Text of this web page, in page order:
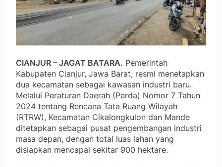
CIANJUR – JAGAT BATARA. Pemerintah
Kabupaten Cianjur, Jawa Barat, resmi menetapkan
dua kecamatan sebagai kawasan industri baru.
Melalui Peraturan Daerah (Perda) Nomor 7 Tahun
2024 tentang Rencana Tata Ruang Wilayah
(RTRW), Kecamatan Cikalongkulon dan Mande
ditetapkan sebagai pusat pengembangan industri
masa depan, dengan total luas lahan yang
disiapkan mencapai sekitar 900 hektare.